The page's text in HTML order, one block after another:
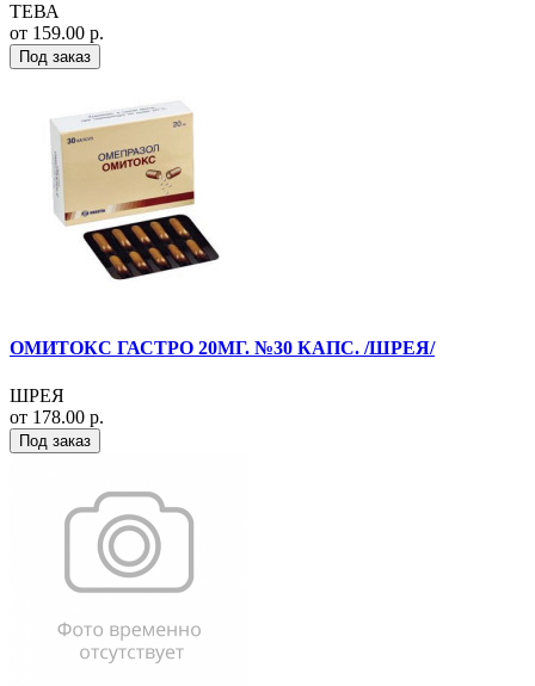
ТЕВА
от 159.00 р.
Под заказ
ОМИТОКС ГАСТРО 20МГ. №30 КАПС. /ШРЕЯ/
ШРЕЯ
от 178.00 р.
Под заказ